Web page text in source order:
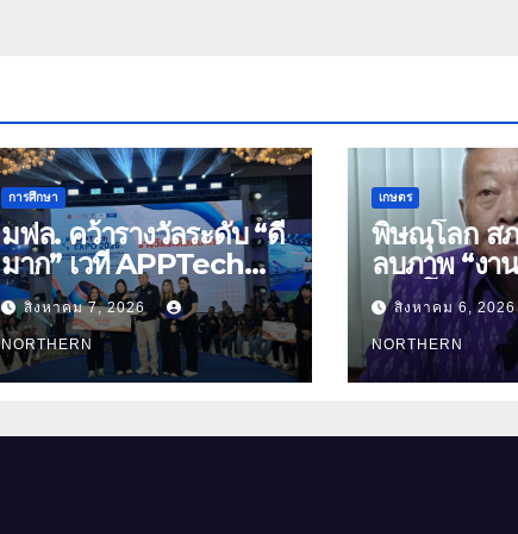
การศึกษา
มฟล. คว้ารางวัลระดับ “ดี
มาก” เวที APPTech
EXPO 2026 ชูงานวิจัย
สมุนไพร ขับเคลื่อน
นวัตกรรมสู่เชิงพาณิชย์
สิงหาคม 7, 2026
NORTHERN
เกษตร
พิษณุโลก สภ
ลบภาพ “งา
พลิกโฉมงา
รุ่งเรืองเมือ
มุ่งประโยชน์
นวัตกรรม-
(คลิป)
สิงหาคม 6,
NORTHERN